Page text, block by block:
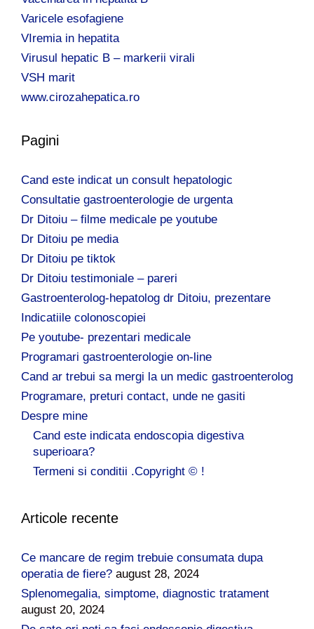
Varicele esofagiene
VIremia in hepatita
Virusul hepatic B – markerii virali
VSH marit
www.cirozahepatica.ro
Pagini
Cand este indicat un consult hepatologic
Consultatie gastroenterologie de urgenta
Dr Ditoiu – filme medicale pe youtube
Dr Ditoiu pe media
Dr Ditoiu pe tiktok
Dr Ditoiu testimoniale – pareri
Gastroenterolog-hepatolog dr Ditoiu, prezentare
Indicatiile colonoscopiei
Pe youtube- prezentari medicale
Programari gastroenterologie on-line
Cand ar trebui sa mergi la un medic gastroenterolog
Programare, preturi contact, unde ne gasiti
Despre mine
Cand este indicata endoscopia digestiva
superioara?
Termeni si conditii .Copyright © !
Articole recente
Ce mancare de regim trebuie consumata dupa
operatia de fiere? august 28, 2024
Splenomegalia, simptome, diagnostic tratament
august 20, 2024